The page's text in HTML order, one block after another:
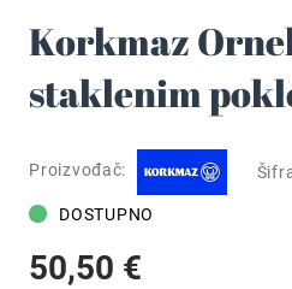
Korkmaz
staklenim
Proizvođač:
DOSTUPNO
50,50 €